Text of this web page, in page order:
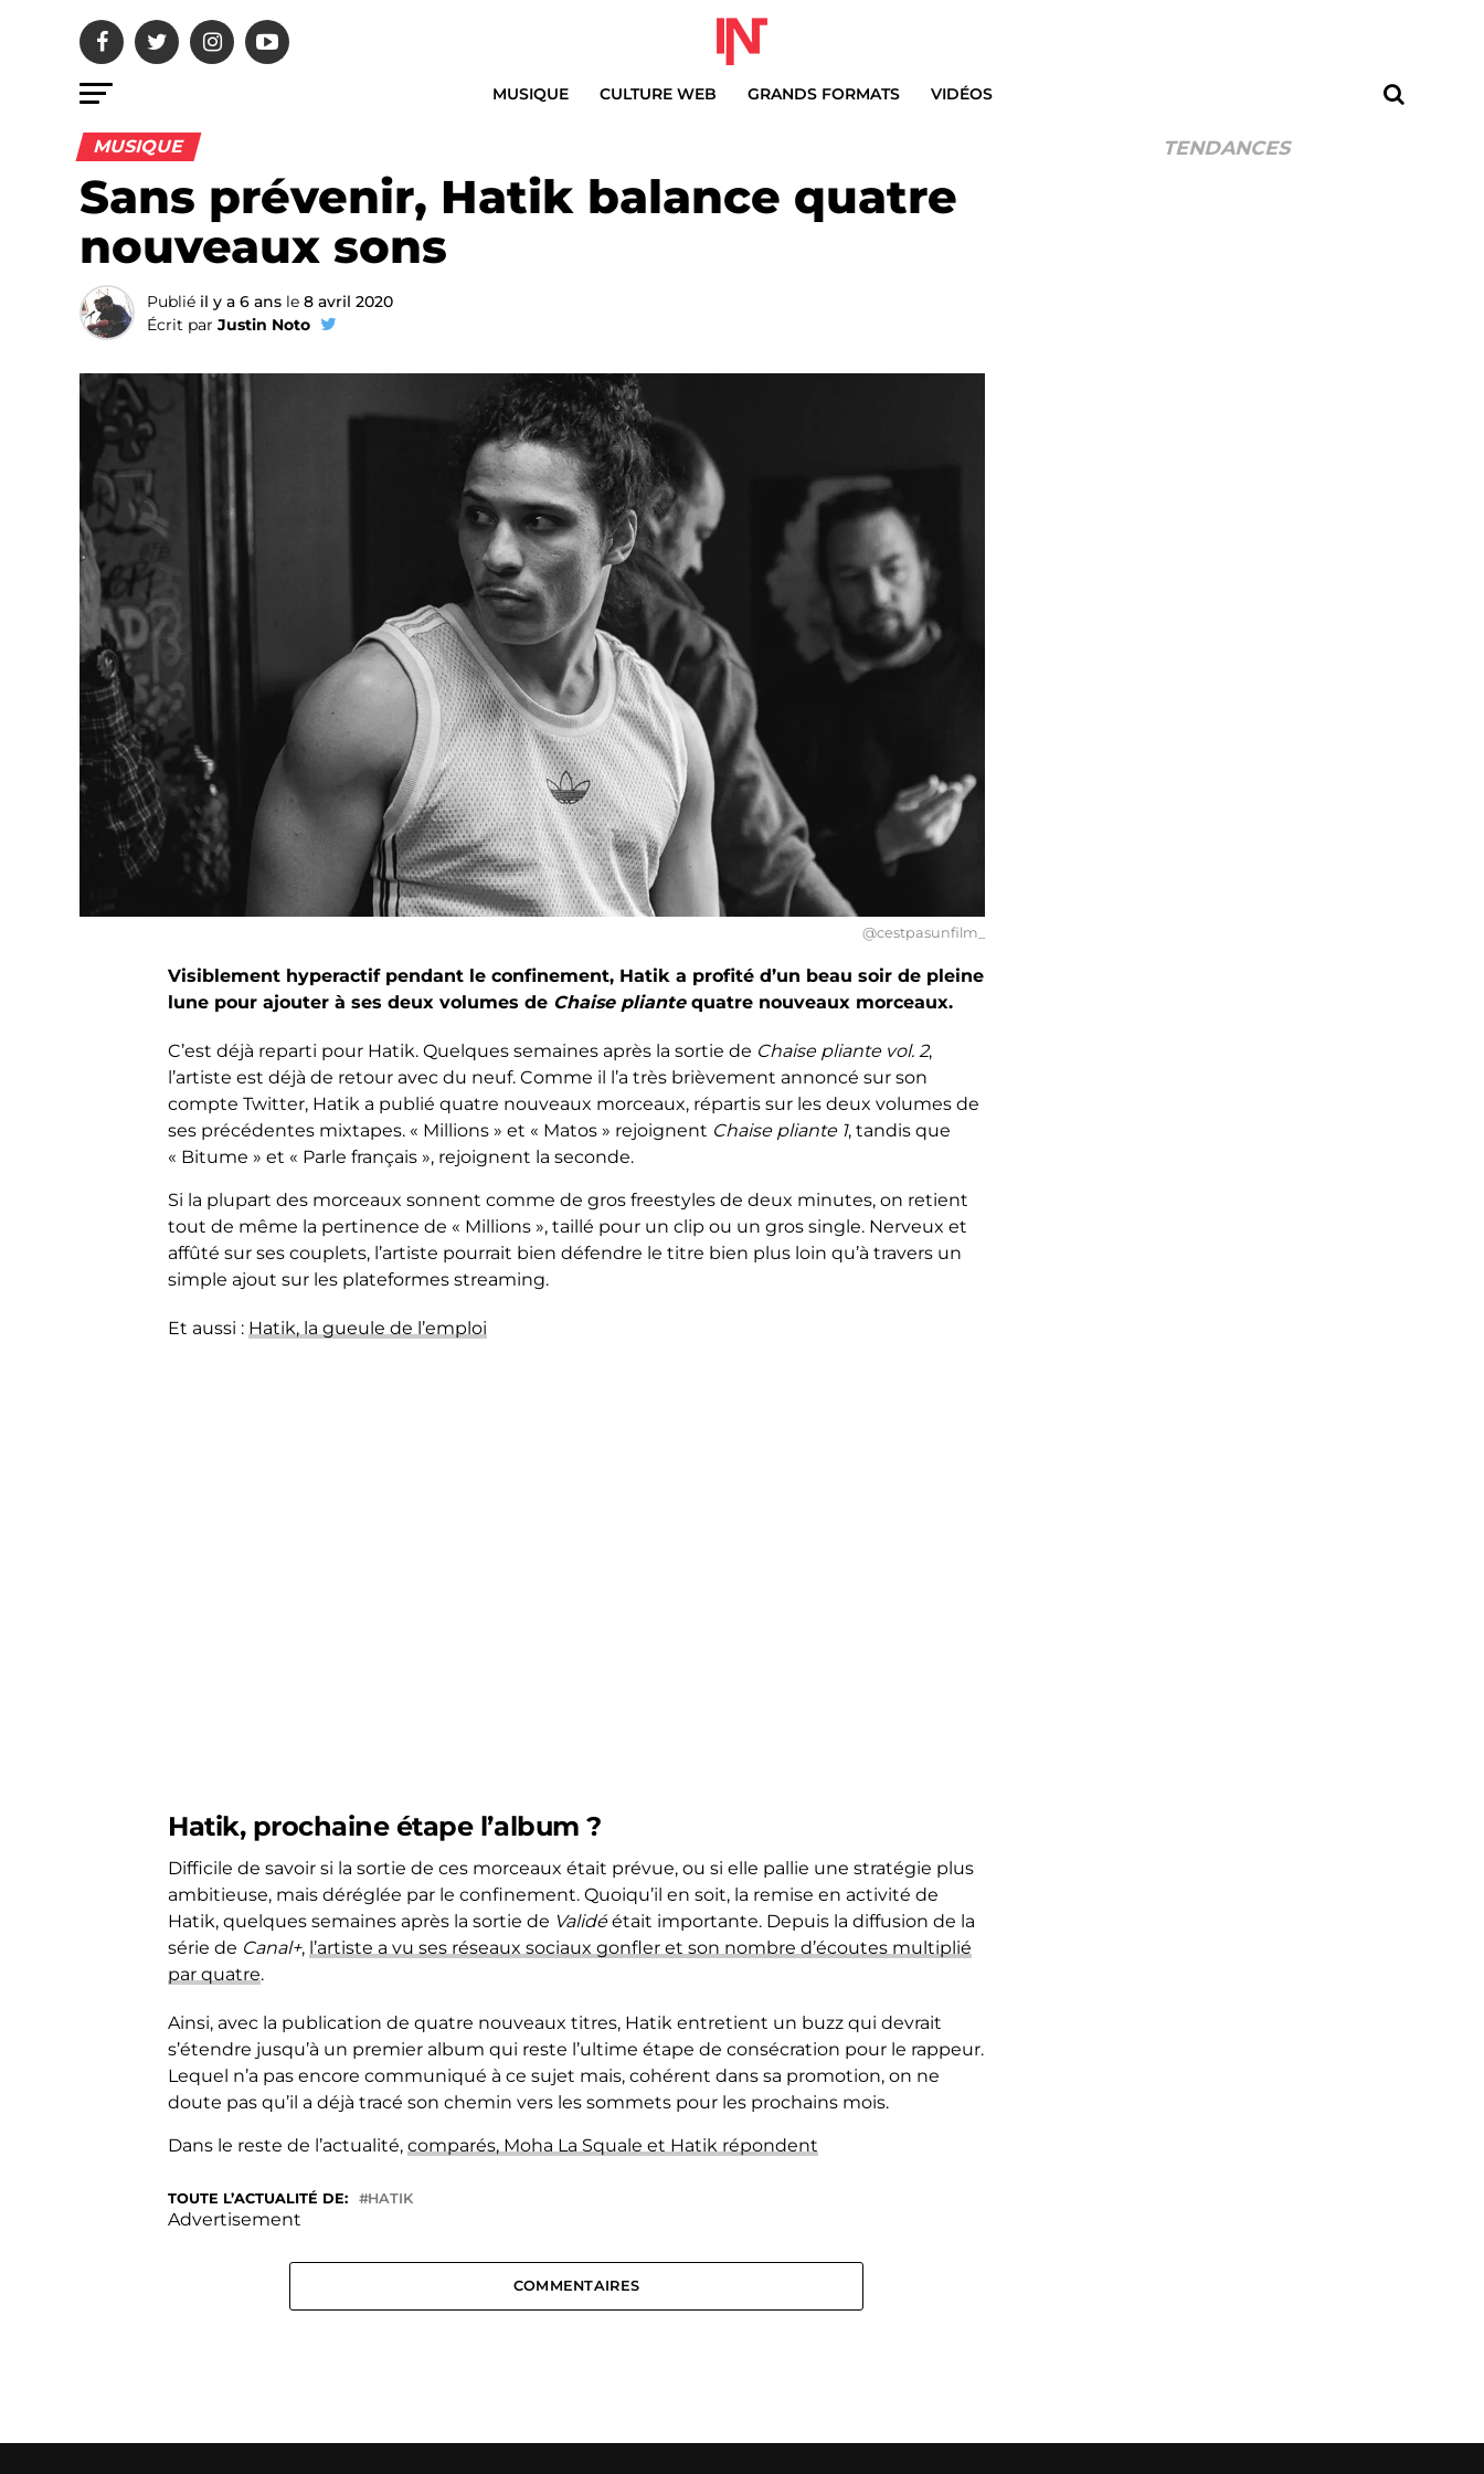
MUSIQUE CULTURE WEB GRANDS FORMATS VIDÉOS
MUSIQUE
Sans prévenir, Hatik balance quatre
nouveaux sons
Publié il y a 6 ans le 8 avril 2020
Écrit par Justin Noto
@cestpasunfilm_
Visiblement hyperactif pendant le confinement, Hatik a profité d’un beau soir de pleine
lune pour ajouter à ses deux volumes de Chaise pliante quatre nouveaux morceaux.
C’est déjà reparti pour Hatik. Quelques semaines après la sortie de Chaise pliante vol. 2,
l’artiste est déjà de retour avec du neuf. Comme il l’a très brièvement annoncé sur son
compte Twitter, Hatik a publié quatre nouveaux morceaux, répartis sur les deux volumes de
ses précédentes mixtapes. « Millions » et « Matos » rejoignent Chaise pliante 1, tandis que
« Bitume » et « Parle français », rejoignent la seconde.
Si la plupart des morceaux sonnent comme de gros freestyles de deux minutes, on retient
tout de même la pertinence de « Millions », taillé pour un clip ou un gros single. Nerveux et
affûté sur ses couplets, l’artiste pourrait bien défendre le titre bien plus loin qu’à travers un
simple ajout sur les plateformes streaming.
Et aussi : Hatik, la gueule de l’emploi
Hatik, prochaine étape l’album ?
Difficile de savoir si la sortie de ces morceaux était prévue, ou si elle pallie une stratégie plus
ambitieuse, mais déréglée par le confinement. Quoiqu’il en soit, la remise en activité de
Hatik, quelques semaines après la sortie de Validéétait importante. Depuis la diffusion de la
série de Canal+, l’artiste a vu ses réseaux sociaux gonfler et son nombre d’écoutes multiplié
par quatre.
Ainsi, avec la publication de quatre nouveaux titres, Hatik entretient un buzz qui devrait
s’étendre jusqu’à un premier album qui reste l’ultime étape de consécration pour le rappeur.
Lequel n’a pas encore communiqué à ce sujet mais, cohérent dans sa promotion, on ne
doute pas qu’il a déjà tracé son chemin vers les sommets pour les prochains mois.
Dans le reste de l’actualité, comparés, Moha La Squale et Hatik répondent
TOUTE L’ACTUALITÉ DE: HATIK
Advertisement
COMMENTAIRES
TENDANCES